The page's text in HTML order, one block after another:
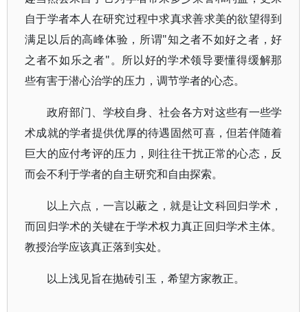
自于学者本人在研究过程中求真求善求美的欲望得到
满足以后的高峰体验，所谓"知之者不如好之者，好
之者不如乐之者"。所以好的学术领导要懂得缓解那
些有害于潜心治学的压力，调节学者的心态。
政府部门、学校自身、社会各方对这些有一些学
术成就的学者提供优厚的待遇固然可喜，但若伴随着
巨大的应付考评的压力，则往往干扰正常的心态，反
而会不利于学者的自主研究和自由探索。
以上六点，一言以蔽之，就是让文科回归学术，
而回归学术的关键在于学术权力真正回归学术主体。
教授治学应该真正落到实处。
以上浅见旨在抛砖引玉，希望方家教正。